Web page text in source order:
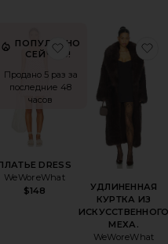
ПОПУЛЯРНО
СЕЙЧАС!
Продано 5 раз за
последние 48
часов
DRESS
WeWoreWhat
$148
УДЛИНЕННАЯ
КУРТКА ИЗ
ИСКУССТВЕННОГО
МЕХА.
WeWoreWhat